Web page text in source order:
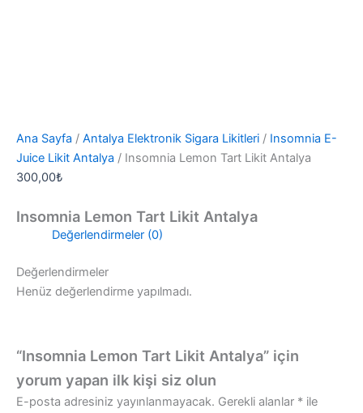
Ana Sayfa / Antalya Elektronik Sigara Likitleri / Insomnia E-
Juice Likit Antalya / Insomnia Lemon Tart Likit Antalya
300,00₺
Insomnia Lemon Tart Likit Antalya
Değerlendirmeler (0)
Değerlendirmeler
Henüz değerlendirme yapılmadı.
“Insomnia Lemon Tart Likit Antalya” için
yorum yapan ilk kişi siz olun
E-posta adresiniz yayınlanmayacak. Gerekli alanlar * ile